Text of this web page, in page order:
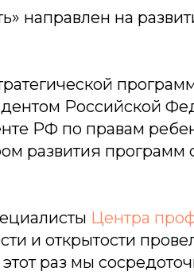
направлен на
Российской
РФ по правам
развития программ
Центра
и открытости
раз мы